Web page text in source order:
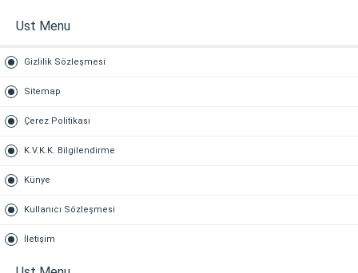
Ust Menu
Gizlilik Sözleşmesi
Sitemap
Çerez Politikası
K.V.K.K. Bilgilendirme
Künye
Kullanıcı Sözleşmesi
İletişim